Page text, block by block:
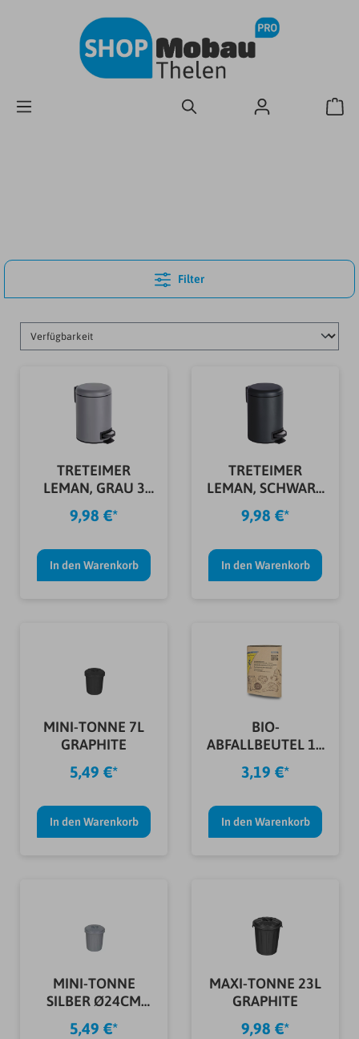
Filter
TRETEIMER
LEMAN, GRAU 3
9,98 €*
In den Warenkorb
TRETEIMER
LEMAN, SCHWARZ
9,98 €*
In den Warenkorb
MINI-TONNE 7L
GRAPHITE
5,49 €*
In den Warenkorb
BIO-
ABFALLBEUTEL 10
3,19 €*
In den Warenkorb
MINI-TONNE
SILBER Ø24CM
5,49 €*
MAXI-TONNE 23L
GRAPHITE
9,98 €*